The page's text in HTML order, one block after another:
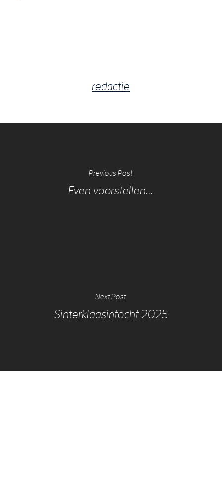
redactie
Previous Post
Even voorstellen...
Next Post
Sinterklaasintocht 2025